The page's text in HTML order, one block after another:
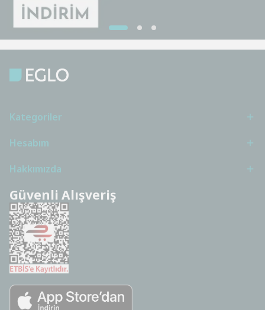
Kategoriler
Hesabım
Hakkımızda
Güvenli Alışveriş